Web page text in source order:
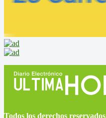
Todos los derechos reservados